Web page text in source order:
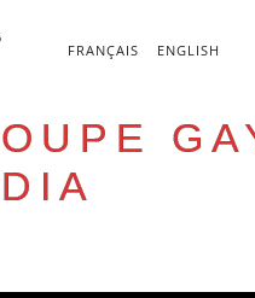
FRANÇAIS ENGLISH